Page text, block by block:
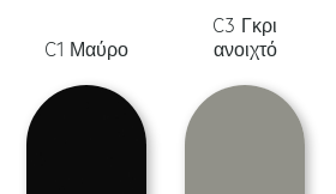
C1 Μαύρο
C3 Γκρι
ανοιχτό